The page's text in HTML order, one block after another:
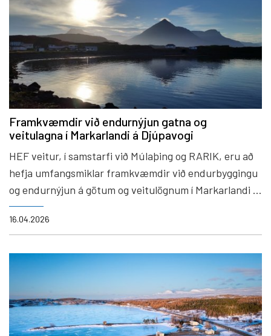
Framkvæmdir við endurnýjun gatna og
veitulagna í Markarlandi á Djúpavogi
16.04.2026
HEF veitur, í samstarfi við Múlaþing og RARIK, eru að
hefja umfangsmiklar framkvæmdir við endurbyggingu
og endurnýjun á götum og veitulögnum í Markarlandi á
Djúpavogi.